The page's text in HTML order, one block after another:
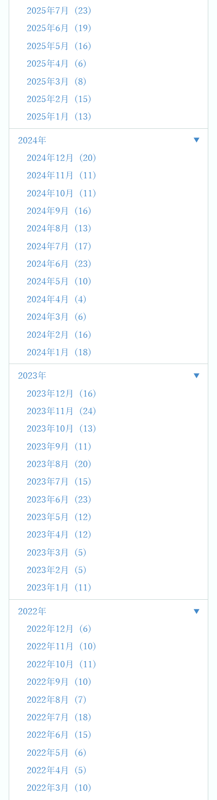
2025年7月 (23)
2025年6月 (19)
2025年5月 (16)
2025年4月 (6)
2025年3月 (8)
2025年2月 (15)
2025年1月 (13)
2024年
2024年12月 (20)
2024年11月 (11)
2024年10月 (11)
2024年9月 (16)
2024年8月 (13)
2024年7月 (17)
2024年6月 (23)
2024年5月 (10)
2024年4月 (4)
2024年3月 (6)
2024年2月 (16)
2024年1月 (18)
2023年
2023年12月 (16)
2023年11月 (24)
2023年10月 (13)
2023年9月 (11)
2023年8月 (20)
2023年7月 (15)
2023年6月 (23)
2023年5月 (12)
2023年4月 (12)
2023年3月 (5)
2023年2月 (5)
2023年1月 (11)
2022年
2022年12月 (6)
2022年11月 (10)
2022年10月 (11)
2022年9月 (10)
2022年8月 (7)
2022年7月 (18)
2022年6月 (15)
2022年5月 (6)
2022年4月 (5)
2022年3月 (10)